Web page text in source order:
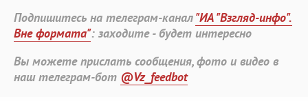
Подпишитесь на телеграм-канал"ИА "Взгляд-инфо".
Вне формата": заходите - будет интересно
Вы можете прислать сообщения, фото и видео в
наш телеграм-бот @Vz_feedbot